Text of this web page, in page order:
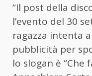
“Il post della
l’evento del 30
ragazza intenta
pubblicità per
lo slogan è “Che